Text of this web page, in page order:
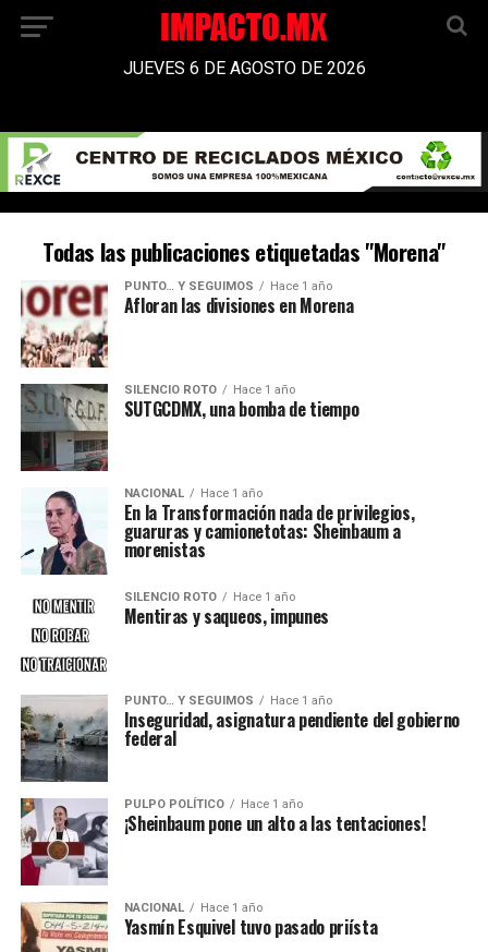
JUEVES 6 DE AGOSTO DE 2026
Todas las publicaciones etiquetadas "Morena"
PUNTO… Y SEGUIMOS Hace 1 año
Afloran las divisiones en Morena
SILENCIO ROTO Hace 1 año
SUTGCDMX, una bomba de tiempo
NACIONAL Hace 1 año
En la Transformación nada de privilegios,
guaruras y camionetotas: Sheinbaum a
morenistas
SILENCIO ROTO Hace 1 año
Mentiras y saqueos, impunes
PUNTO… Y SEGUIMOS Hace 1 año
Inseguridad, asignatura pendiente del gobierno
federal
PULPO POLÍTICO Hace 1 año
¡Sheinbaum pone un alto a las tentaciones!
NACIONAL Hace 1 año
Yasmín Esquivel tuvo pasado priísta